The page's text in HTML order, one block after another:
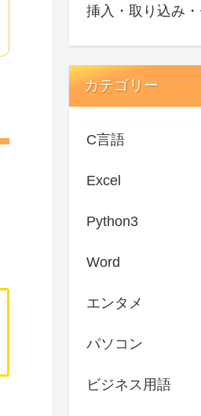
挿入・取り込み
カテゴリー
C言語
Excel
Python3
Word
エンタメ
パソコン
ビジネス用語